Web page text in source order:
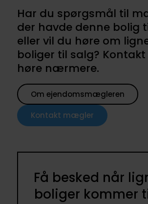
Har du spørgsmål til
der havde denne bolig
eller vil du høre om
boliger til salg?
høre nærmere.
Om ejendomsmægleren
Kontakt mægler
Få besked når
boliger kommer